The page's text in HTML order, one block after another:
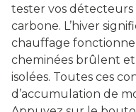
tester vos
carbone. L’hiver
chauffage
cheminées brûlent et
isolées. Toutes ces
d’accumulation de